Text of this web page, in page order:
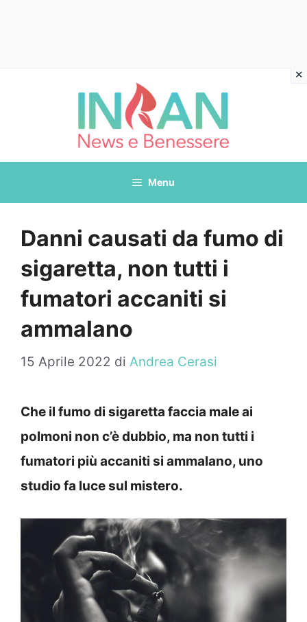
Menu
Danni causati da fumo di
sigaretta, non tutti i
fumatori accaniti si
ammalano
15 Aprile 2022 di Andrea Cerasi
Che il fumo di sigaretta faccia male ai
polmoni non c’è dubbio, ma non tutti i
fumatori più accaniti si ammalano, uno
studio fa luce sul mistero.